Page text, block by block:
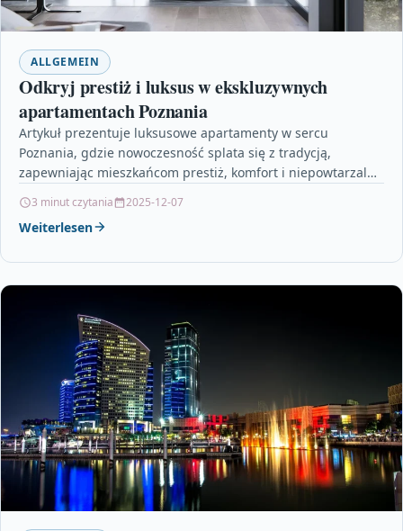
ALLGEMEIN
Odkryj prestiż i luksus w ekskluzywnych
apartamentach Poznania
Artykuł prezentuje luksusowe apartamenty w sercu
Poznania, gdzie nowoczesność splata się z tradycją,
zapewniając mieszkańcom prestiż, komfort i niepowtarzalny
3 minut czytania 2025-12-07
Weiterlesen